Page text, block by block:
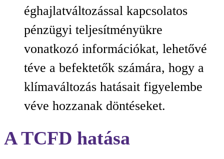
éghajlatváltozással kapcsolatos
pénzügyi teljesítményükre
vonatkozó információkat, lehetővé
téve a befektetők számára, hogy a
klímaváltozás hatásait figyelembe
véve hozzanak döntéseket.
A TCFD hatása